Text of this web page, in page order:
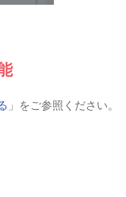
」をご参照ください。